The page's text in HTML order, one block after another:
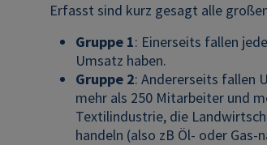
Erfasst sind kurz gesagt alle
Gruppe 1: Einerseits fallen
Umsatz haben.
Gruppe 2: Andererseits fallen
mehr als 250 Mitarbeiter und
Textilindustrie, die
handeln (also zB Öl- oder Gas-